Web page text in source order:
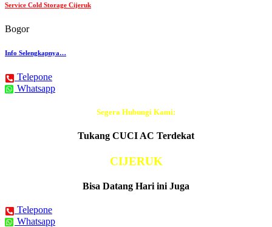
Service Cold Storage Cijeruk
Bogor
Info Selengkapnya…
Telepone
Whatsapp
Segera Hubungi Kami:
Tukang CUCI AC Terdekat
CIJERUK
Bisa Datang Hari ini Juga
Telepone
Whatsapp